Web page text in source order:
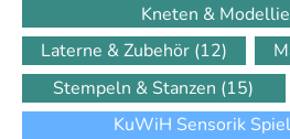
Kneten &
Laterne & Zubehör (12)
Stempeln & Stanzen (15)
KuWiH Sensorik